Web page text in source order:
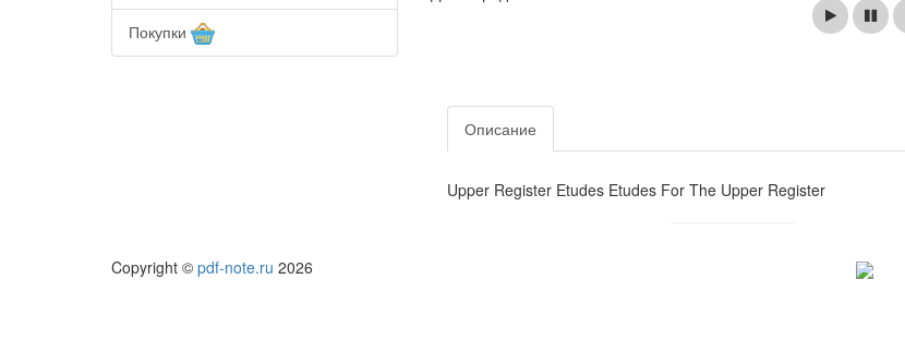
Покупки
Описание
Upper Register Etudes Etudes For The Upper Register
Copyright © pdf-note.ru 2026